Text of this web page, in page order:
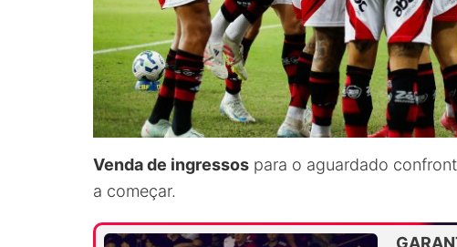
Venda de ingressos para o aguardado
a começar.